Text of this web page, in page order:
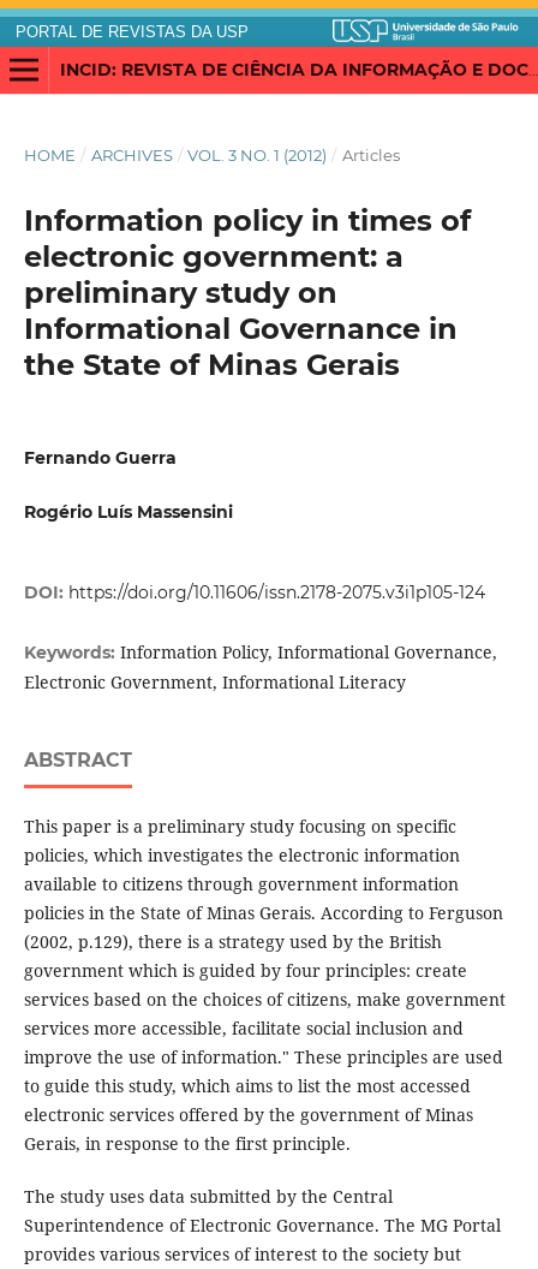
PORTAL DE REVISTAS DA USP
INCID: REVISTA DE CIÊNCIA DA INFORMAÇÃO E DOCUMENTAÇÃO
HOME / ARCHIVES / VOL. 3 NO. 1 (2012) / Articles
Information policy in times of
electronic government: a
preliminary study on
Informational Governance in
the State of Minas Gerais
Fernando Guerra
Rogério Luís Massensini
DOI: https://doi.org/10.11606/issn.2178-2075.v3i1p105-124
Keywords: Information Policy, Informational Governance,
Electronic Government, Informational Literacy
ABSTRACT
This paper is a preliminary study focusing on specific
policies, which investigates the electronic information
available to citizens through government information
policies in the State of Minas Gerais. According to Ferguson
(2002, p.129), there is a strategy used by the British
government which is guided by four principles: create
services based on the choices of citizens, make government
services more accessible, facilitate social inclusion and
improve the use of information." These principles are used
to guide this study, which aims to list the most accessed
electronic services offered by the government of Minas
Gerais, in response to the first principle.
The study uses data submitted by the Central
Superintendence of Electronic Governance. The MG Portal
provides various services of interest to the society but